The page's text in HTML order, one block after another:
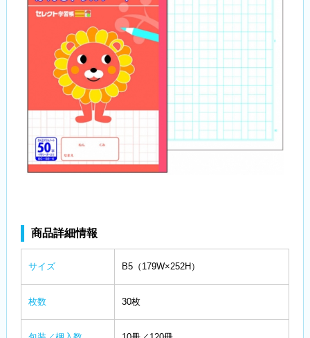
商品詳細情報
サイズ B5（179W×252H）
枚数 30枚